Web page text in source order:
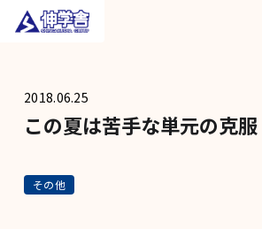
2018.06.25
この夏は苦手な単元の克服
その他